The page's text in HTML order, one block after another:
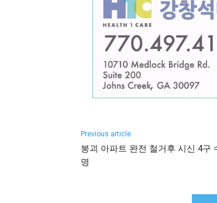
Previous article
붕괴 아파트 완전 철거후 시신 4구
명